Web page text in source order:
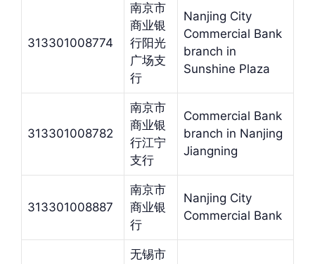
313301008774
南京市
商业银
行阳光
广场支
行
Nanjing City
Commercial Bank
branch in
Sunshine Plaza
313301008782
南京市
商业银
行江宁
支行
Commercial Bank
branch in Nanjing
Jiangning
313301008887
南京市
商业银
行
Nanjing City
Commercial Bank
无锡市